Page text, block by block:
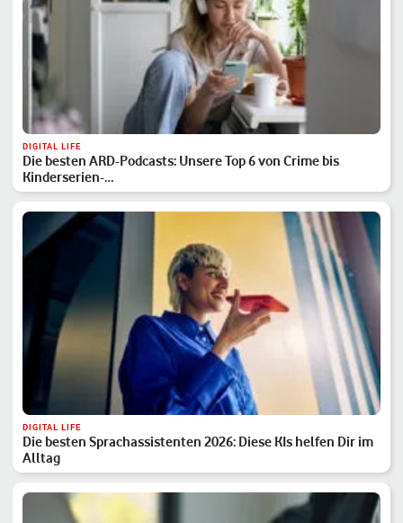
DIGITAL LIFE
Die besten ARD-Podcasts: Unsere Top 6 von Crime bis
Kinderserien-…
DIGITAL LIFE
Die besten Sprachassistenten 2026: Diese KIs helfen Dir im
Alltag